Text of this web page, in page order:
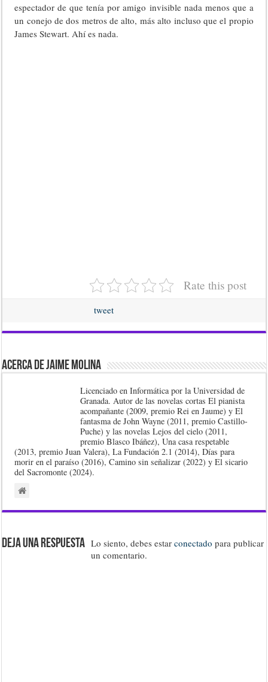
espectador de que tenía por amigo invisible nada menos que a
un conejo de dos metros de alto, más alto incluso que el propio
James Stewart. Ahí es nada.
Rate this post
tweet
Acerca de Jaime Molina
Licenciado en Informática por la Universidad de
Granada. Autor de las novelas cortas El pianista
acompañante (2009, premio Rei en Jaume) y El
fantasma de John Wayne (2011, premio Castillo-
Puche) y las novelas Lejos del cielo (2011,
premio Blasco Ibáñez), Una casa respetable
(2013, premio Juan Valera), La Fundación 2.1 (2014), Días para
morir en el paraíso (2016), Camino sin señalizar (2022) y El sicario
del Sacromonte (2024).
Deja una respuesta Lo siento, debes estarconectado para publicar
un comentario.